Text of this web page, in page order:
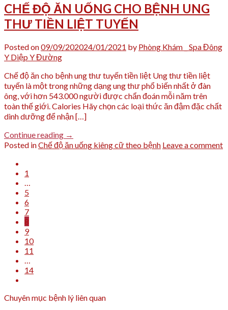
CHẾ ĐỘ ĂN UỐNG CHO BỆNH UNG
THƯ TIỀN LIỆT TUYẾN
Posted on09/09/202024/01/2021 by Phòng Khám _ Spa Đông
Y Diệp Y Đường
Chế độ ăn cho bệnh ung thư tuyến tiền liệt Ung thư tiền liệt
tuyến là một trong những dạng ung thư phổ biến nhất ở đàn
ông, với hơn 543.000 người được chẩn đoán mỗi năm trên
toàn thế giới. Calories Hãy chọn các loại thức ăn đậm đặc chất
dinh dưỡng để nhận […]
Continue reading →
Posted inChế độ ăn uống kiêng cữ theo bệnh Leave a comment
1
…
5
6
7
8
9
10
11
…
14
Chuyên mục bệnh lý liên quan